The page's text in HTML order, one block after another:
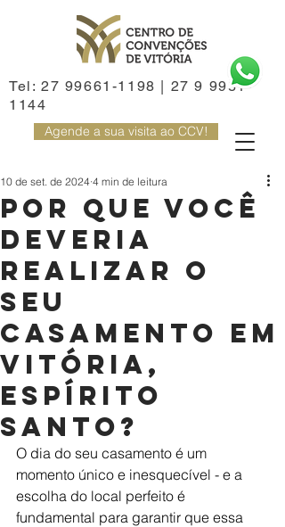
Tel: 27 99661-1198 | 27 9 9981-
1144
Agende a sua visita ao CCV!
Por que você
deveria
realizar o
seu
casamento em
Vitória,
Espírito
Santo?
10 de set. de 2024 4 min de leitura
O dia do seu casamento é um
momento único e inesquecível - e a
escolha do local perfeito é
fundamental para garantir que essa